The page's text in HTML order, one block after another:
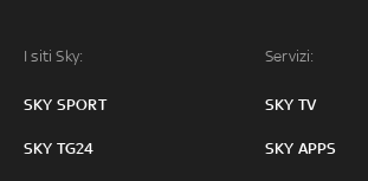
I siti Sky:
SKY SPORT
SKY TG24
Servizi:
SKY TV
SKY APPS